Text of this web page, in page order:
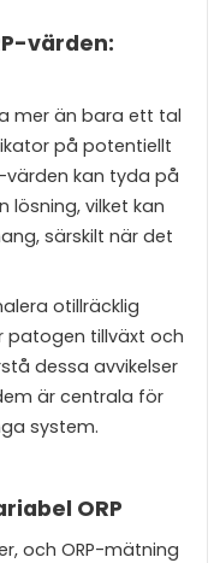
värden:
mer än bara ett tal
på potentiellt
värden kan tyda på
lösning, vilket kan
särskilt när det
otillräcklig
patogen tillväxt och
dessa avvikelser
är centrala för
system.
ORP
och ORP-mätning